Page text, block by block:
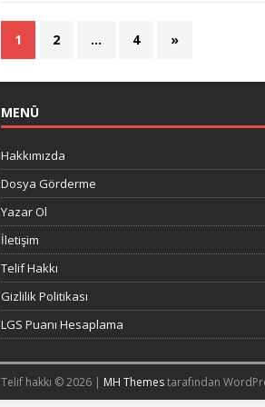
1 2 … 4 »
MENÜ
Hakkımızda
Dosya Görderme
Yazar Ol
İletişim
Telif Hakkı
Gizlilik Politikası
LGS Puanı Hesaplama
Telif hakkı © 2026 | MH Themestarafından